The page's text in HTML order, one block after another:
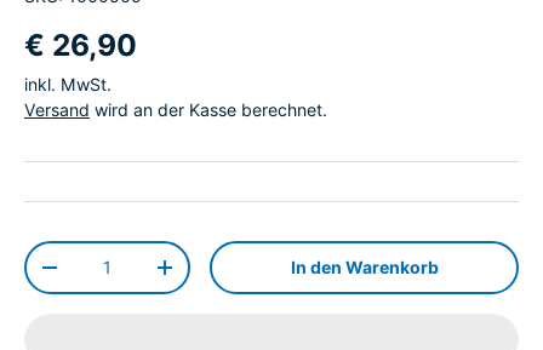
€ 26,90
inkl. MwSt.
Versand wird an der Kasse berechnet.
Anzahl
-
+ In den Warenkorb